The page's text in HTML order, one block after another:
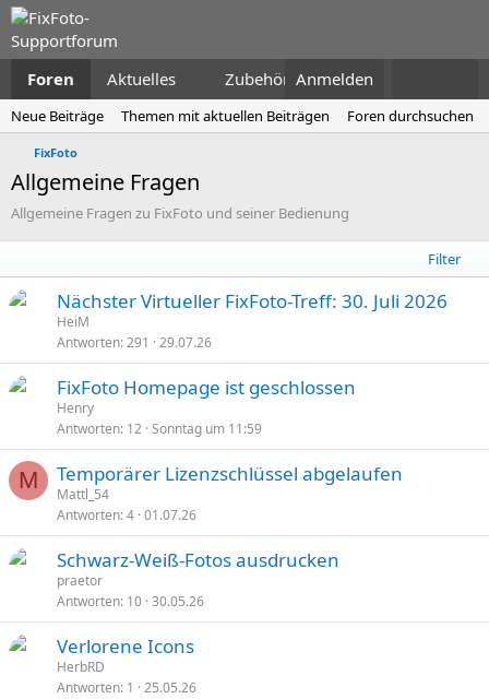
Foren Aktuelles Zubehör Anmelden
Neue Beiträge Themen mit aktuellen Beiträgen Foren durchsuchen
FixFoto
Allgemeine Fragen
Allgemeine Fragen zu FixFoto und seiner Bedienung
Filter
e
Nächster Virtueller FixFoto-Treff: 30. Juli 2026
HeiM
Antworten 291 29.07.26
FixFoto Homepage ist geschlossen
Henry
Antworten 12 Sonntag um 11:59
M Temporärer Lizenzschlüssel abgelaufen
Mattl_54
Antworten 4 01.07.26
Schwarz-Weiß-Fotos ausdrucken
praetor
Antworten 10 30.05.26
Verlorene Icons
HerbRD
Antworten 1 25.05.26